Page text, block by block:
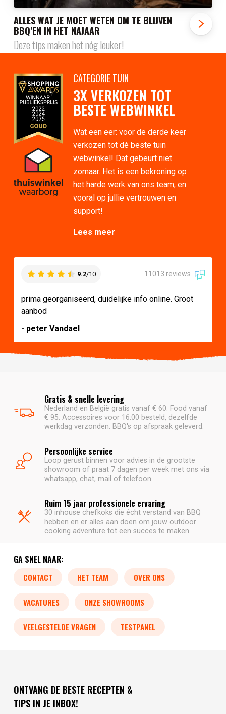
ALLES WAT JE MOET WETEN OM TE BLIJVEN
BBQ’EN IN HET NAJAAR
Deze tips maken het nóg leuker!
CATEGORIE TUIN
3X VERKOZEN TOT
BESTE WEBWINKEL
Wat een eer: voor de derde keer
verkozen tot dé beste tuin
webwinkel! Dat gebeurt niet
zomaar. Het is een bekroning op
het harde werk van ons team, en
vooral op jullie vertrouwen en
support!
Lees meer
9.2/10 11013 reviews
prima georganiseerd, duidelijke info online. Groot
aanbod
- peter Vandael
Gratis & snelle levering
Nederland en België gratis vanaf € 60. Food vanaf
€ 95. Accessoires voor 16:00 besteld, dezelfde
werkdag verzonden. BBQ's op afspraak geleverd.
Persoonlijke service
Loop gerust binnen voor advies in de grootste
showroom of praat 7 dagen per week met ons via
whatsapp, chat, mail of telefoon.
Ruim 15 jaar professionele ervaring
30 inhouse chefkoks die écht verstand van BBQ
hebben en er alles aan doen om jouw outdoor
cooking adventure tot een succes te maken.
GA SNEL NAAR:
CONTACT HET TEAM OVER ONS
VACATURES ONZE SHOWROOMS
VEELGESTELDE VRAGEN TESTPANEL
ONTVANG DE BESTE RECEPTEN &
TIPS IN JE INBOX!